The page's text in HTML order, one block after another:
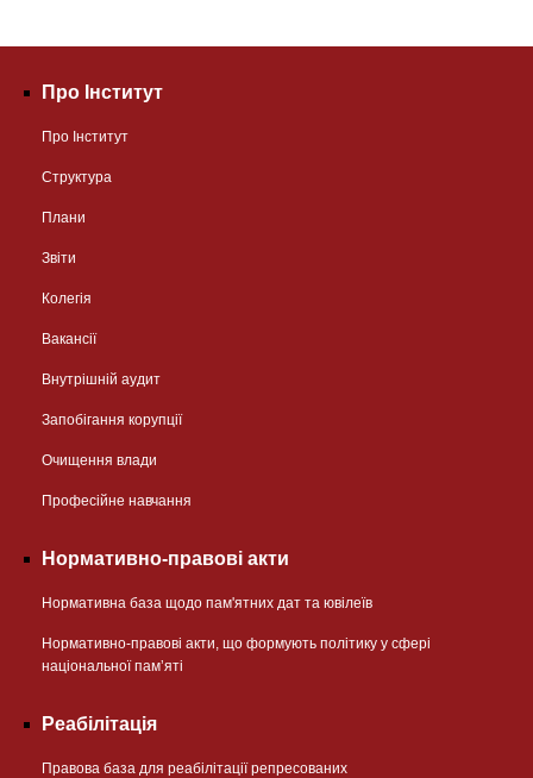
Про Інститут
Про Інститут
Структура
Плани
Звіти
Колегія
Вакансії
Внутрішній аудит
Запобігання корупції
Очищення влади
Професійне навчання
Нормативно-правові акти
Нормативна база щодо пам'ятних дат та ювілеїв
Нормативно-правові акти, що формують політику у сфері
національної памʼяті
Реабілітація
Правова база для реабілітації репресованих